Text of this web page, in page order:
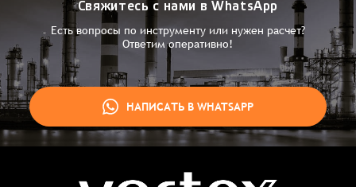
Свяжитесь с нами в WhatsApp
Есть вопросы по инструменту или нужен расчет?
Ответим оперативно!
НАПИСАТЬ В WHATSAPP